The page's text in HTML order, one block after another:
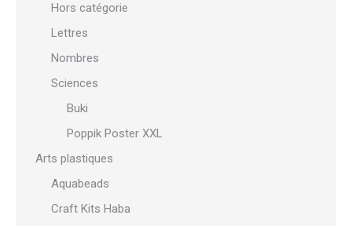
Hors catégorie
Lettres
Nombres
Sciences
Buki
Poppik Poster XXL
Arts plastiques
Aquabeads
Craft Kits Haba